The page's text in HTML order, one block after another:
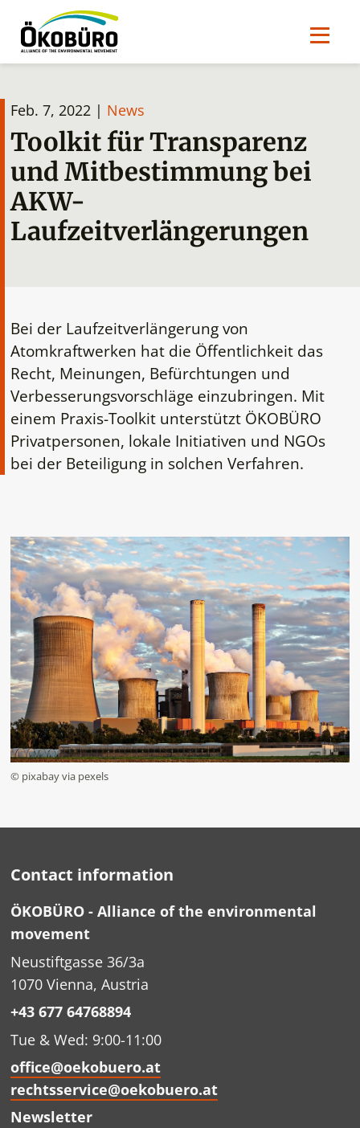
Feb. 7, 2022 | News
Toolkit für Transparenz
und Mitbestimmung bei
AKW-
Laufzeitverlängerungen
Bei der Laufzeitverlängerung von
Atomkraftwerken hat die Öffentlichkeit das
Recht, Meinungen, Befürchtungen und
Verbesserungsvorschläge einzubringen. Mit
einem Praxis-Toolkit unterstützt ÖKOBÜRO
Privatpersonen, lokale Initiativen und NGOs
bei der Beteiligung in solchen Verfahren.
© pixabay via pexels
Contact information
ÖKOBÜRO - Alliance of the environmental
movement
Neustiftgasse 36/3a
1070 Vienna, Austria
+43 677 64768894
Tue & Wed: 9:00-11:00
office@oekobuero.at
rechtsservice@oekobuero.at
Newsletter